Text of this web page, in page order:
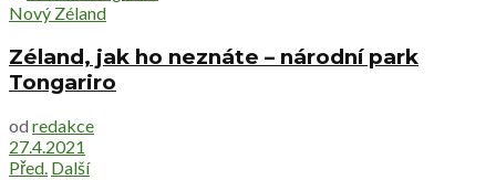
Nový Zéland
Zéland, jak ho neznáte – národní park
Tongariro
od redakce
27.4.2021
Před. Další